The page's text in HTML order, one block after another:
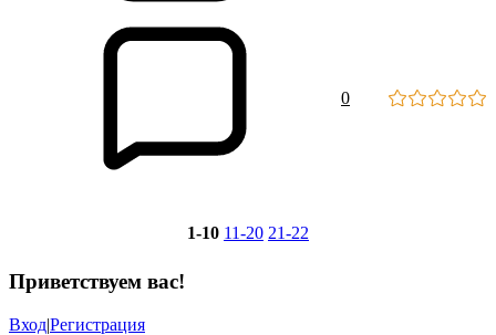
0
1-10 11-20 21-22
Приветствуем вас!
Вход|Регистрация